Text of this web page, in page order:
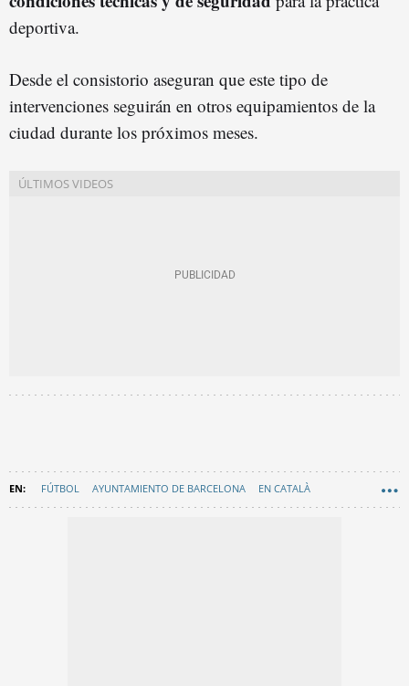
deportiva.
Desde el consistorio aseguran que este tipo de
intervenciones seguirán en otros equipamientos de la
ciudad durante los próximos meses.
FÚTBOL AYUNTAMIENTO DE BARCELONA EN CATALÀ